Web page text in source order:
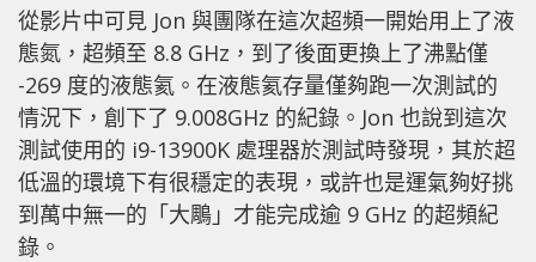
從影片中可見 Jon 與團隊在這次超頻一開始用上了液
態氮，超頻至 8.8 GHz，到了後面更換上了沸點僅
-269 度的液態氦。在液態氦存量僅夠跑一次測試的
情況下，創下了 9.008GHz 的紀錄。Jon 也說到這次
測試使用的 i9-13900K 處理器於測試時發現，其於超
低溫的環境下有很穩定的表現，或許也是運氣夠好挑
到萬中無一的「大鵰」才能完成逾 9 GHz 的超頻紀
錄。